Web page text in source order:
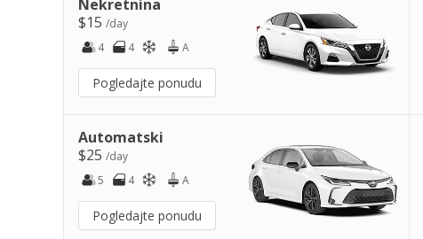
Nekretnina
$15 /day
4
4 A
Pogledajte ponudu
Automatski
$25 /day
5
4 A
Pogledajte ponudu